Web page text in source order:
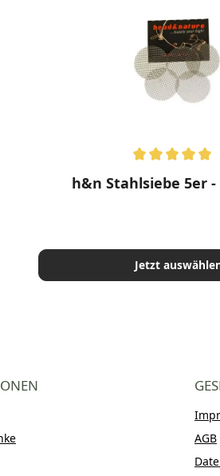
Durchschnittliche Bewertung
h&n Stahlsiebe 5er -
Jetzt
AGB